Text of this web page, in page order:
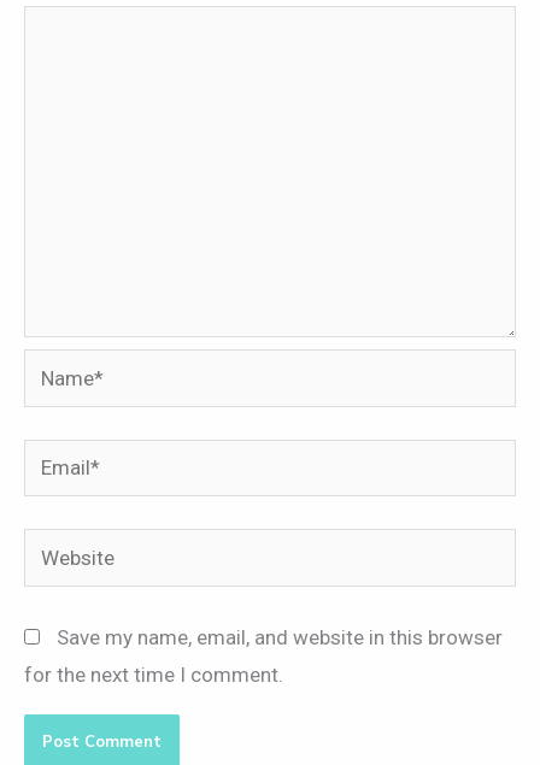
Name*
Email*
Website
Save my name, email, and website in this browser
for the next time I comment.